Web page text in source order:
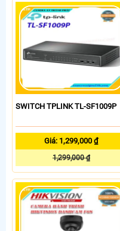
SWITCH TPLINK TL-SF1009P
Giá: 1,299,000 ₫
1,299,000 ₫